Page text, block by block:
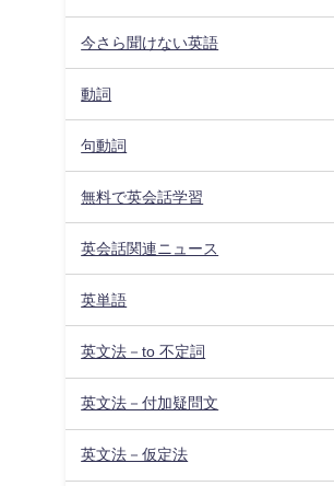
今さら聞けない英語
動詞
句動詞
無料で英会話学習
英会話関連ニュース
英単語
英文法－to 不定詞
英文法－付加疑問文
英文法－仮定法